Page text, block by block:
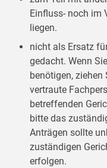
Einfluss- noch im
liegen.
nicht als Ersatz
gedacht. Wenn
benötigen,
vertraute
betreffenden
bitte das
Anträgen sollte
zuständigen
erfolgen.